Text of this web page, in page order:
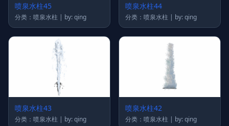
喷泉水柱45
分类：喷泉水柱 | by: qing
喷泉水柱44
分类：喷泉水柱 | by: qing
喷泉水柱43
分类：喷泉水柱 | by: qing
喷泉水柱42
分类：喷泉水柱 | by: qing